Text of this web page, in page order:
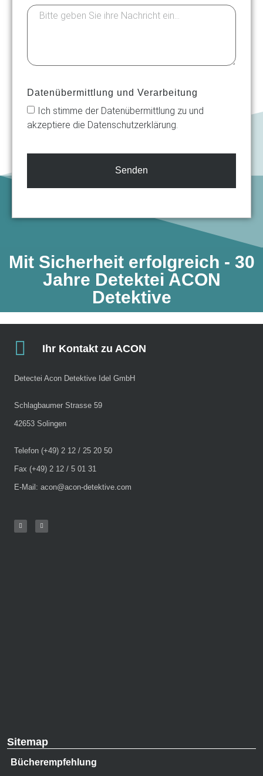
Datenübermittlung und Verarbeitung
Ich stimme der Datenübermittlung zu und
akzeptiere die Datenschutzerklärung.
Senden
Mit Sicherheit erfolgreich - 30
Jahre Detektei ACON
Detektive​
Ihr Kontakt zu ACON
Detectei Acon Detektive Idel GmbH
Schlagbaumer Strasse 59
42653 Solingen
Telefon (+49) 2 12 / 25 20 50
Fax (+49) 2 12 / 5 01 31
E-Mail: acon@acon-detektive.com
Sitemap
Bücherempfehlung